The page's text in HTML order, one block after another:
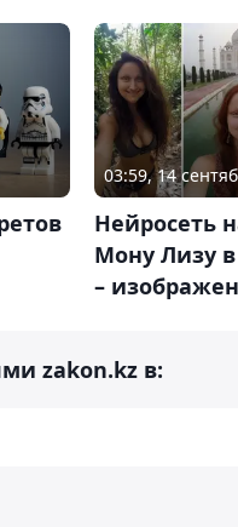
03:59, 14
Нейросеть
Мону Лизу
–
zakon.kz в: